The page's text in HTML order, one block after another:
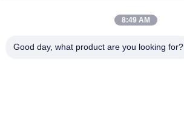
8:49 AM
Good day, what product are you looking for?